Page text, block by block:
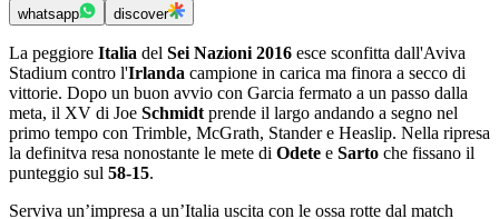
whatsapp discover
La peggiore Italia del Sei Nazioni 2016 esce sconfitta dall'Aviva
Stadium contro l'Irlanda campione in carica ma finora a secco di
vittorie. Dopo un buon avvio con Garcia fermato a un passo dalla
meta, il XV di Joe Schmidt prende il largo andando a segno nel
primo tempo con Trimble, McGrath, Stander e Heaslip. Nella ripresa
la definitva resa nonostante le mete di Odete e Sarto che fissano il
punteggio sul 58-15.
Serviva un’impresa a un’Italia uscita con le ossa rotte dal match